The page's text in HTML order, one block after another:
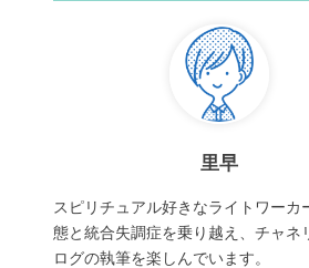
里早
スピリチュアル好きなライトワーカ
態と統合失調症を乗り越え、チャネ
ログの執筆を楽しんでいます。